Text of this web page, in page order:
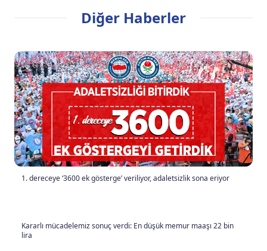
Diğer Haberler
1. dereceye ‘3600 ek gösterge’ veriliyor, adaletsizlik sona eriyor
Kararlı mücadelemiz sonuç verdi: En düşük memur maaşı 22 bin
lira